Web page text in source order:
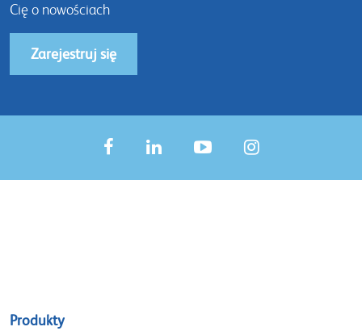
Cię o nowościach
Zarejestruj się
Sitemap
Produkty